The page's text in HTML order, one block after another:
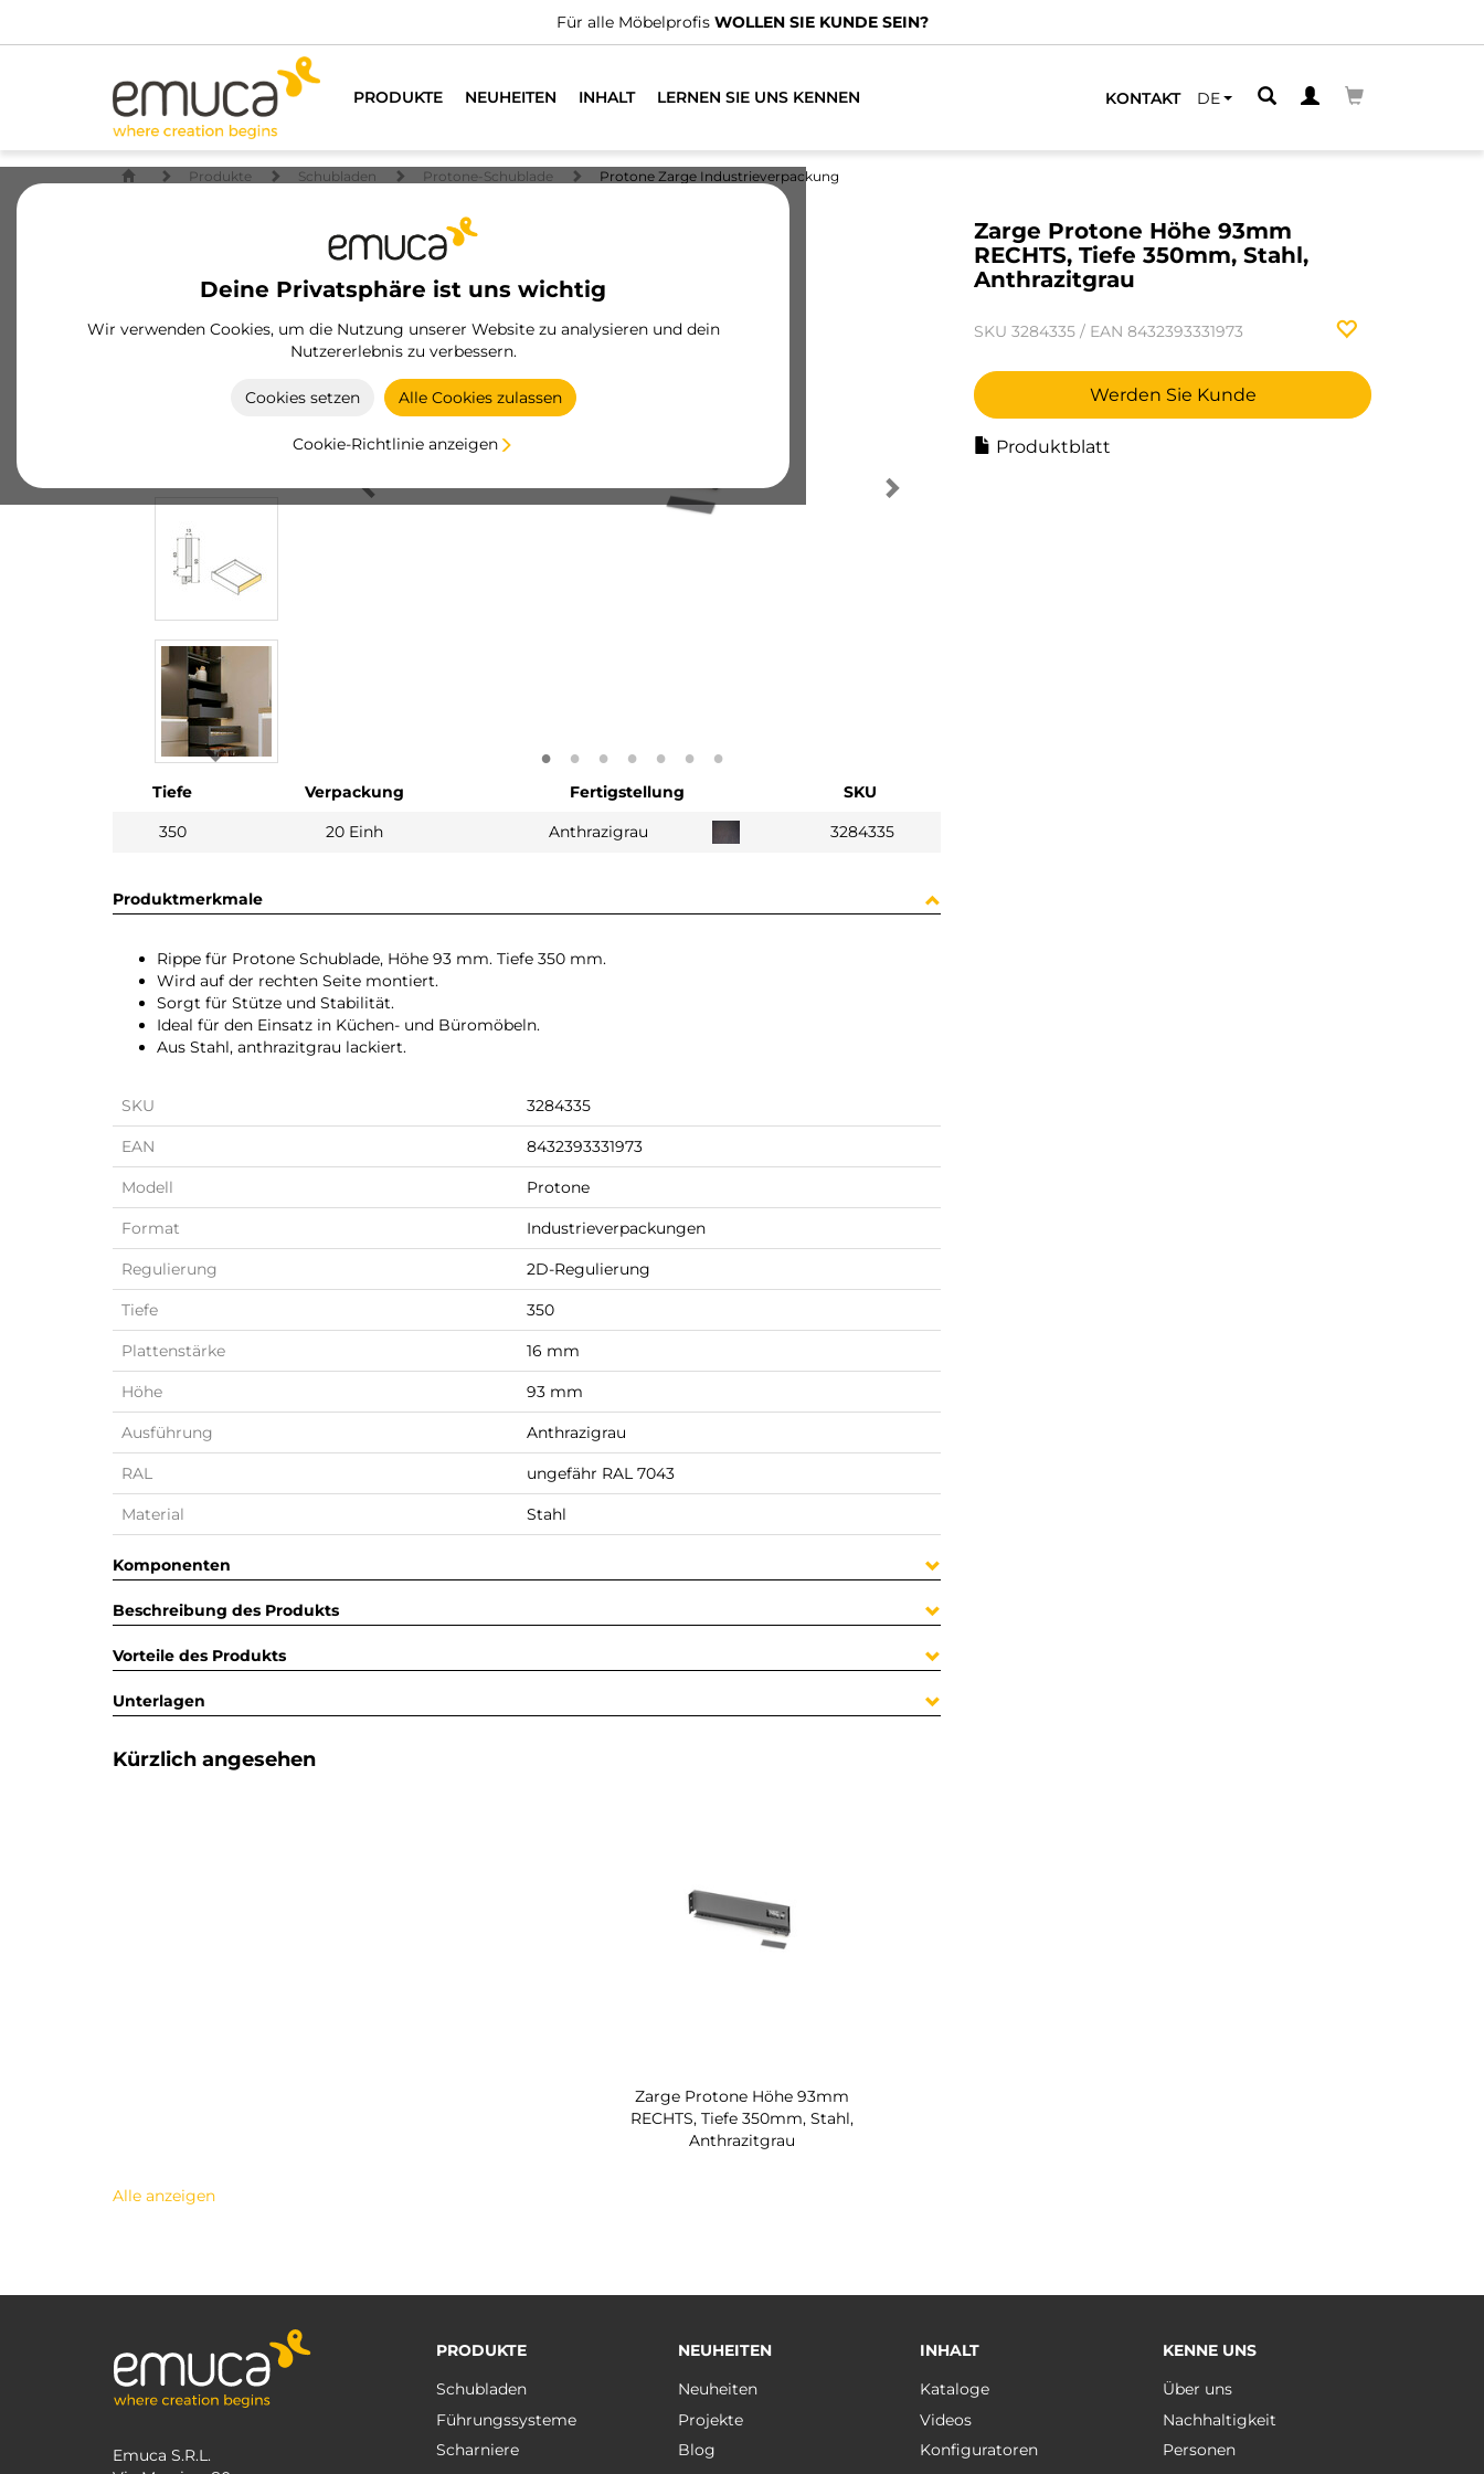
Für alle Möbelprofis WOLLEN SIE KUNDE SEIN?
PRODUKTE NEUHEITEN INHALT LERNEN SIE UNS KENNEN KONTAKT DE
Deine Privatsphäre ist uns wichtig
Wir verwenden Cookies, um die Nutzung unserer Website zu analysieren und dein
Nutzererlebnis zu verbessern.
Cookies setzen Alle Cookies zulassen
Cookie-Richtlinie anzeigen
Produkte Schubladen Protone-Schublade Protone Zarge Industrieverpackung
Zarge Protone Höhe 93mm
RECHTS, Tiefe 350mm, Stahl,
Anthrazitgrau
SKU 3284335 / EAN 8432393331973
Werden Sie Kunde
Produktblatt
Tiefe Verpackung Fertigstellung
SKU
350
20 Einh Anthrazigrau 3284335
Produktmerkmale
Rippe für Protone Schublade, Höhe 93 mm. Tiefe 350 mm.
Wird auf der rechten Seite montiert.
Sorgt für Stütze und Stabilität.
Ideal für den Einsatz in Küchen- und Büromöbeln.
Aus Stahl, anthrazitgrau lackiert.
SKU 3284335
EAN 8432393331973
Modell Protone
Format Industrieverpackungen
Regulierung 2D-Regulierung
Tiefe 350
Plattenstärke 16 mm
Höhe 93 mm
Ausführung Anthrazigrau
RAL ungefähr RAL 7043
Material Stahl
Komponenten
Beschreibung des Produkts
Vorteile des Produkts
Unterlagen
Kürzlich angesehen
Zarge Protone Höhe 93mm
RECHTS, Tiefe 350mm, Stahl,
Anthrazitgrau
Alle anzeigen
Emuca S.R.L.
PRODUKTE
Schubladen
Führungssysteme
Scharniere
NEUHEITEN
Neuheiten
Projekte
Blog
INHALT
Kataloge
Videos
Konfiguratoren
KENNE UNS
Über uns
Nachhaltigkeit
Personen